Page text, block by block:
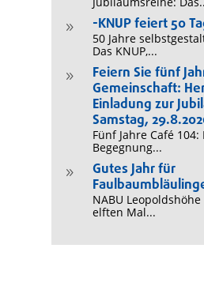
9 -KNUP feiert 50
50 Jahre
Das KNUP,...
9
Feiern Sie fünf
Gemeinschaft:
Einladung zur
Samstag,
Fünf Jahre Café
Begegnung...
9
Gutes Jahr für
NABU
elften Mal...